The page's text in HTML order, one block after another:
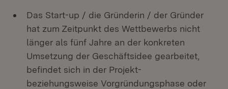
Das Start-up / die Gründerin / der Gründer
hat zum Zeitpunkt des Wettbewerbs nicht
länger als fünf Jahre an der konkreten
Umsetzung der Geschäftsidee gearbeitet,
befindet sich in der Projekt-
beziehungsweise Vorgründungsphase oder